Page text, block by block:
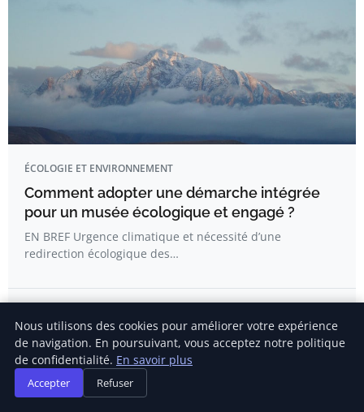
ÉCOLOGIE ET ENVIRONNEMENT
Comment adopter une démarche intégrée
pour un musée écologique et engagé ?
EN BREF Urgence climatique et nécessité d’une
redirection écologique des…
Hugo Renard
Nous utilisons des cookies pour améliorer votre expérience
de navigation. En poursuivant, vous acceptez notre politique
de confidentialité. En savoir plus
Accepter Refuser